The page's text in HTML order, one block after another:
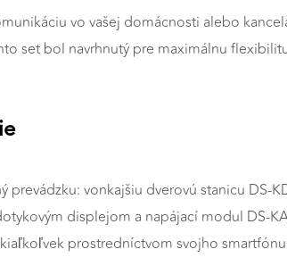
vo vašej domácnosti alebo
set bol navrhnutý pre maximálnu
vonkajšiu dverovú stanicu DS-
displejom a napájací modul DS-
prostredníctvom svojho